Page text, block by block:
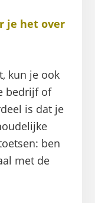
je het over
kun je ook
bedrijf of
is dat je
ben
met de